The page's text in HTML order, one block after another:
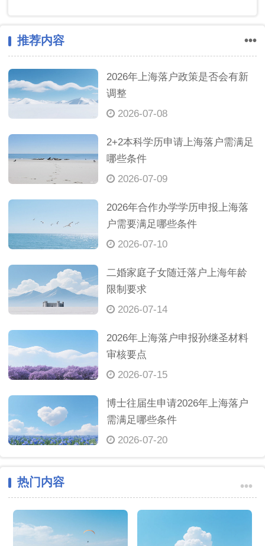
推荐内容 •••
2026年上海落户政策是否会有新
调整
2026-07-08
2+2本科学历申请上海落户需满足
哪些条件
2026-07-09
2026年合作办学学历申报上海落
户需要满足哪些条件
2026-07-10
二婚家庭子女随迁落户上海年龄
限制要求
2026-07-14
2026年上海落户申报孙继圣材料
审核要点
2026-07-15
博士往届生申请2026年上海落户
需满足哪些条件
2026-07-20
热门内容 •••